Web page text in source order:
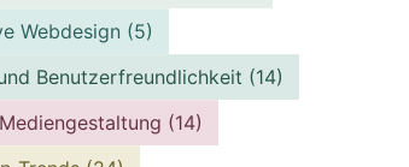
Webdesign (5)
Benutzerfreundlichkeit (14)
(14)